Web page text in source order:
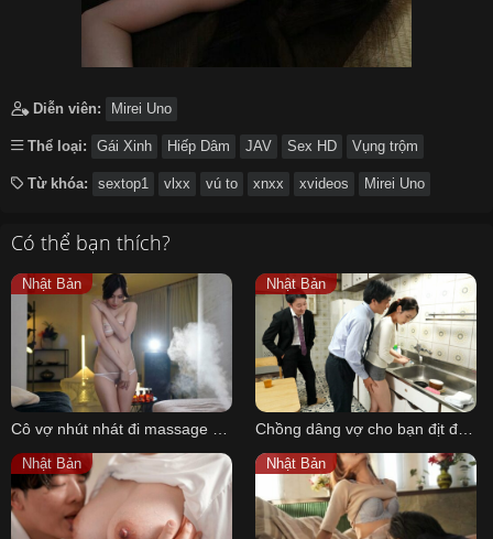
Diễn viên: Mirei Uno
Thể loại: Gái Xinh Hiếp Dâm JAV Sex HD Vụng trộm
Từ khóa: sextop1 vlxx vú to xnxx xvideos Mirei Uno
Có thể bạn thích?
Nhật Bản Nhật Bản
Nhật Bản Nhật Bản